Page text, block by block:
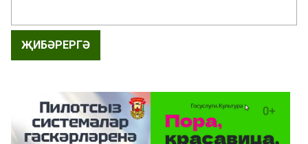
ҖИБӘРЕРГӘ